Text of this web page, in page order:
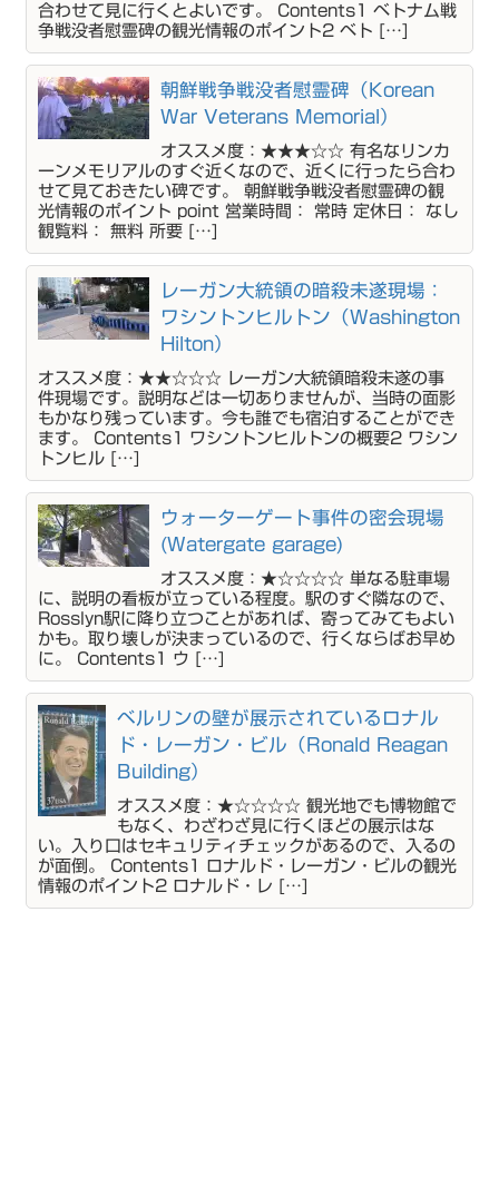
合わせて見に行くとよいです。 Contents1 ベトナム戦
争戦没者慰霊碑の観光情報のポイント2 ベト […]
朝鮮戦争戦没者慰霊碑（Korean
War Veterans Memorial）
オススメ度：★★★☆☆ 有名なリンカ
ーンメモリアルのすぐ近くなので、近くに行ったら合わ
せて見ておきたい碑です。 朝鮮戦争戦没者慰霊碑の観
光情報のポイント point 営業時間： 常時 定休日： なし
観覧料： 無料 所要 […]
レーガン大統領の暗殺未遂現場：
ワシントンヒルトン（Washington
Hilton）
オススメ度：★★☆☆☆ レーガン大統領暗殺未遂の事
件現場です。説明などは一切ありませんが、当時の面影
もかなり残っています。今も誰でも宿泊することができ
ます。 Contents1 ワシントンヒルトンの概要2 ワシン
トンヒル […]
ウォーターゲート事件の密会現場
(Watergate garage)
オススメ度：★☆☆☆☆ 単なる駐車場
に、説明の看板が立っている程度。駅のすぐ隣なので、
Rosslyn駅に降り立つことがあれば、寄ってみてもよい
かも。取り壊しが決まっているので、行くならばお早め
に。 Contents1 ウ […]
ベルリンの壁が展示されているロナル
ド・レーガン・ビル（Ronald Reagan
Building）
オススメ度：★☆☆☆☆ 観光地でも博物館で
もなく、わざわざ見に行くほどの展示はな
い。入り口はセキュリティチェックがあるので、入るの
が面倒。 Contents1 ロナルド・レーガン・ビルの観光
情報のポイント2 ロナルド・レ […]